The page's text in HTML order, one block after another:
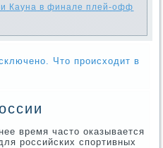
Кауна в финале плей-офф
Что происходит в
время часто оказывается
российских спортивных